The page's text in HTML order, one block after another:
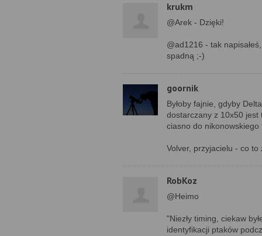
krukm
@Arek - Dzięki!
@ad1216 - tak
spadną ;-)
goornik
Byłoby fajnie, gdyby
dostarczany z 10x50 jest
ciasno do nikonowskiego
Volver, przyjacielu - co
RobKoz
@Heimo
"Niezły timing, ciekaw
identyfikacji ptaków